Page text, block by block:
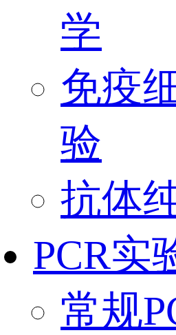
学
免疫
验
抗体
PCR实
常规